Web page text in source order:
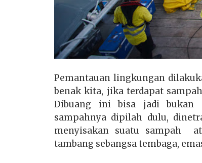
Pemantauan lingkungan
benak kita, jika terdapat
Dibuang ini bisa jadi bukan
sampahnya dipilah dulu,
menyisakan suatu sampah
tambang sebangsa tembaga,